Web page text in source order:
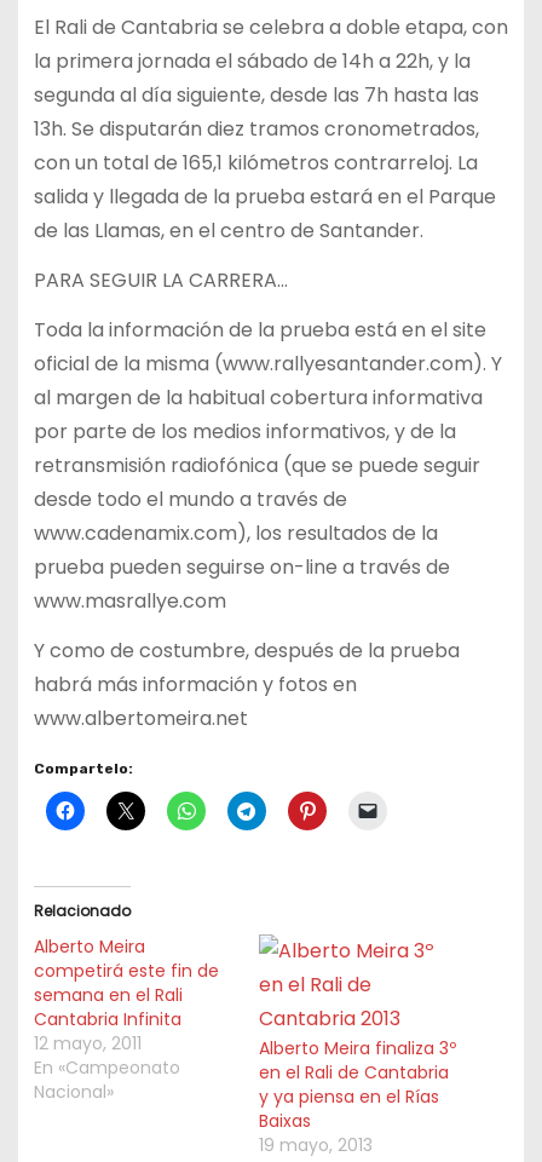
El Rali de Cantabria se celebra a doble etapa, con
la primera jornada el sábado de 14h a 22h, y la
segunda al día siguiente, desde las 7h hasta las
13h. Se disputarán diez tramos cronometrados,
con un total de 165,1 kilómetros contrarreloj. La
salida y llegada de la prueba estará en el Parque
de las Llamas, en el centro de Santander.
PARA SEGUIR LA CARRERA…
Toda la información de la prueba está en el site
oficial de la misma (www.rallyesantander.com). Y
al margen de la habitual cobertura informativa
por parte de los medios informativos, y de la
retransmisión radiofónica (que se puede seguir
desde todo el mundo a través de
www.cadenamix.com), los resultados de la
prueba pueden seguirse on-line a través de
www.masrallye.com
Y como de costumbre, después de la prueba
habrá más información y fotos en
www.albertomeira.net
Compartelo:
Relacionado
Alberto Meira
competirá este fin de
semana en el Rali
Cantabria Infinita
12 mayo, 2011
En «Campeonato
Nacional»
Alberto Meira finaliza 3º
en el Rali de Cantabria
y ya piensa en el Rías
Baixas
19 mayo, 2013